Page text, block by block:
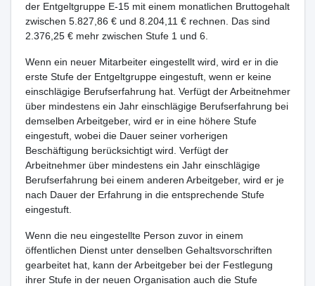
der Entgeltgruppe E-15 mit einem monatlichen Bruttogehalt
zwischen 5.827,86 € und 8.204,11 € rechnen. Das sind
2.376,25 € mehr zwischen Stufe 1 und 6.
Wenn ein neuer Mitarbeiter eingestellt wird, wird er in die
erste Stufe der Entgeltgruppe eingestuft, wenn er keine
einschlägige Berufserfahrung hat. Verfügt der Arbeitnehmer
über mindestens ein Jahr einschlägige Berufserfahrung bei
demselben Arbeitgeber, wird er in eine höhere Stufe
eingestuft, wobei die Dauer seiner vorherigen
Beschäftigung berücksichtigt wird. Verfügt der
Arbeitnehmer über mindestens ein Jahr einschlägige
Berufserfahrung bei einem anderen Arbeitgeber, wird er je
nach Dauer der Erfahrung in die entsprechende Stufe
eingestuft.
Wenn die neu eingestellte Person zuvor in einem
öffentlichen Dienst unter denselben Gehaltsvorschriften
gearbeitet hat, kann der Arbeitgeber bei der Festlegung
ihrer Stufe in der neuen Organisation auch die Stufe